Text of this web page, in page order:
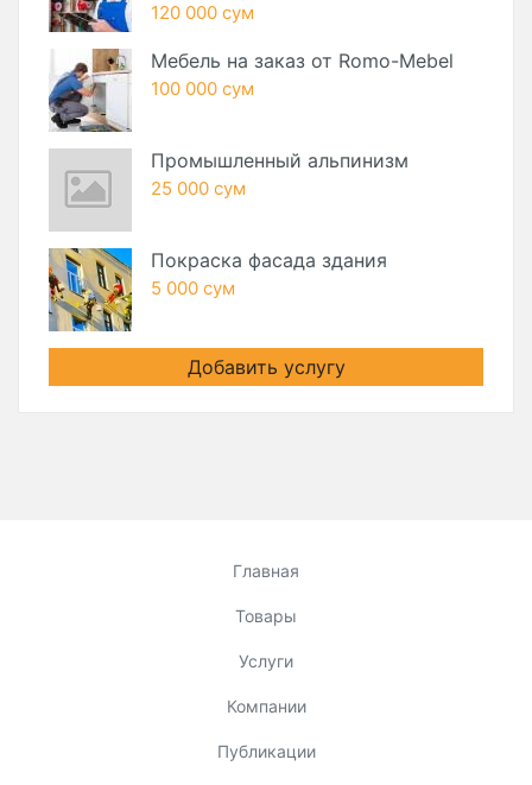
120 000 сум
Мебель на заказ от Romo-Mebel
100 000 сум
Промышленный альпинизм
25 000 сум
Покраска фасада здания
5 000 сум
Добавить услугу
Главная
Товары
Услуги
Компании
Публикации